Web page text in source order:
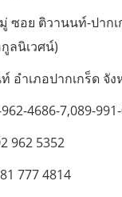
ซอย ติวานนท์-ปากเ
ลนิเวศน์)
อำเภอปากเกร็ด จั
4686-7,089-
962 5352
777 4814